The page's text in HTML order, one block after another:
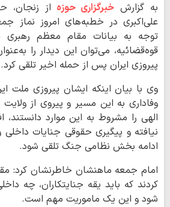
به گزارش خبرگزاری حوزه از زنجان،
علی‌اکبری در خطبه‌های امروز نماز
توجه به بیانات مقام معظم رهبری
قوه‌قضائیه، می‌توان این دیدار را
پیروزی ایران پس از حمله اخیر تلقی کرد.
وی با بیان اینکه ایشان پیروزی ملت
وفاداری به این مسیر و پیروی از
الهی را مشروط به این موارد دانستند،
نیافته و پیگیری حقوقی جنایات داخلی
ادامه بخش نظامی جنگ تلقی شود.
امام جمعه ماهنشان خاطرنشان کرد:
کردند که باید یقه جنایتکاران، چه
شود و این یک ماموریت مهم است.